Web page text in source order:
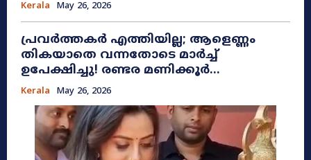
Kerala May 26, 2026
പ്രവർത്തകർ എത്തിയില്ല; ആളെണ്ണം
തികയാതെ വന്നതോടെ മാർച്ച്
ഉപേക്ഷിച്ചു! രണ്ടര മണിക്കൂർ...
Kerala May 26, 2026